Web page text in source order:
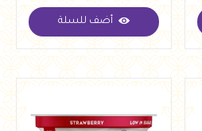
جنيه
أضف للسلة